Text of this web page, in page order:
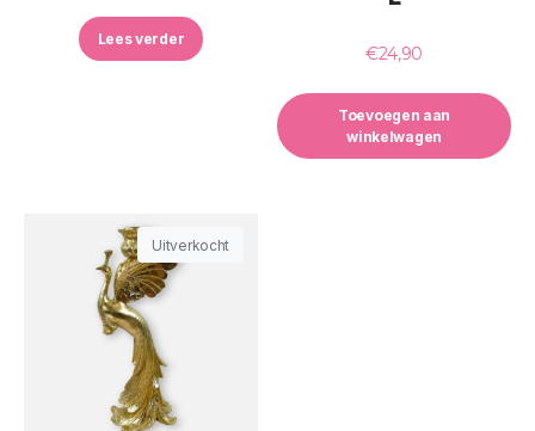
Lees verder
€24,90
Toevoegen aan
winkelwagen
Uitverkocht